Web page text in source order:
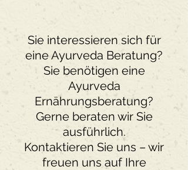
Sie interessieren sich für
eine Ayurveda Beratung?
Sie benötigen eine
Ayurveda
Ernährungsberatung?
Gerne beraten wir Sie
ausführlich.
Kontaktieren Sie uns – wir
freuen uns auf Ihre